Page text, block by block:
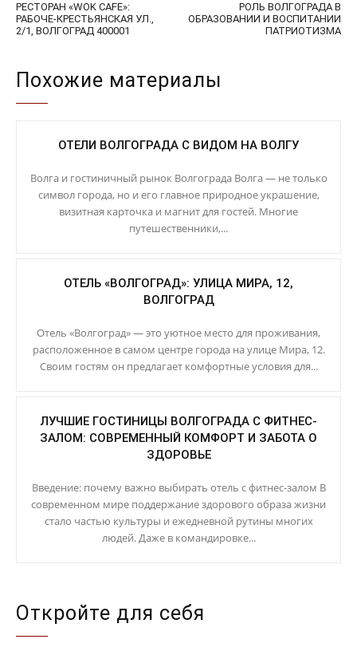
РЕСТОРАН «WOK CAFE»:
РАБОЧЕ-КРЕСТЬЯНСКАЯ УЛ.,
2/1, ВОЛГОГРАД 400001
РОЛЬ ВОЛГОГРАДА В
ОБРАЗОВАНИИ И ВОСПИТАНИИ
ПАТРИОТИЗМА
Похожие материалы
ОТЕЛИ ВОЛГОГРАДА С ВИДОМ НА ВОЛГУ
Волга и гостиничный рынок Волгограда Волга — не только
символ города, но и его главное природное украшение,
визитная карточка и магнит для гостей. Многие
путешественники,...
ОТЕЛЬ «ВОЛГОГРАД»: УЛИЦА МИРА, 12,
ВОЛГОГРАД
Отель «Волгоград» — это уютное место для проживания,
расположенное в самом центре города на улице Мира, 12.
Своим гостям он предлагает комфортные условия для...
ЛУЧШИЕ ГОСТИНИЦЫ ВОЛГОГРАДА С ФИТНЕС-
ЗАЛОМ: СОВРЕМЕННЫЙ КОМФОРТ И ЗАБОТА О
ЗДОРОВЬЕ
Введение: почему важно выбирать отель с фитнес-залом В
современном мире поддержание здорового образа жизни
стало частью культуры и ежедневной рутины многих
людей. Даже в командировке...
Откройте для себя